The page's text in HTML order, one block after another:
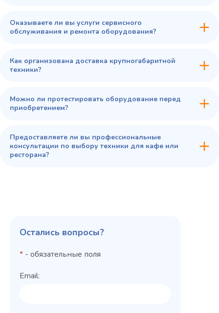
Оказываете ли вы услуги сервисного
обслуживания и ремонта оборудования?
Как организована доставка крупногабаритной
техники?
Можно ли протестировать оборудование перед
приобретением?
Предоставляете ли вы профессиональные
консультации по выбору техники для кафе или
ресторана?
Остались вопросы?
* - обязательные поля
Email: